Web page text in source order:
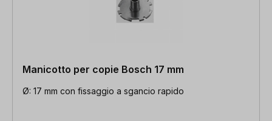
Manicotto per copie Bosch 17 mm
Ø: 17 mm con fissaggio a sgancio rapido